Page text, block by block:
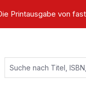
Printausgabe von